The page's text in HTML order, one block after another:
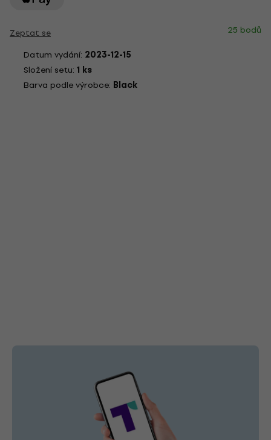
Zeptat se
25 bodů
Datum vydání: 2023-12-15
Složení setu: 1 ks
Barva podle výrobce: Black